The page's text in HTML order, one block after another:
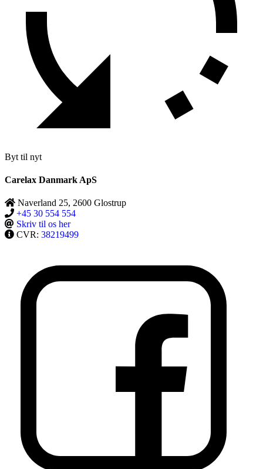
Byt til nyt
Carelax Danmark ApS
Naverland 25, 2600 Glostrup
+45 30 554 554
Skriv til os her
CVR: 38219499